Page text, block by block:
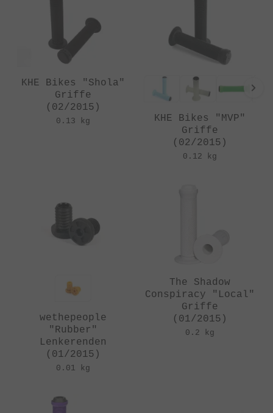
KHE Bikes "Shola"
Griffe
(02/2015)
0.13 kg
KHE Bikes "MVP"
Griffe
(02/2015)
0.12 kg
wethepeople
"Rubber"
Lenkerenden
(01/2015)
0.01 kg
The Shadow
Conspiracy "Local"
Griffe
(01/2015)
0.2 kg